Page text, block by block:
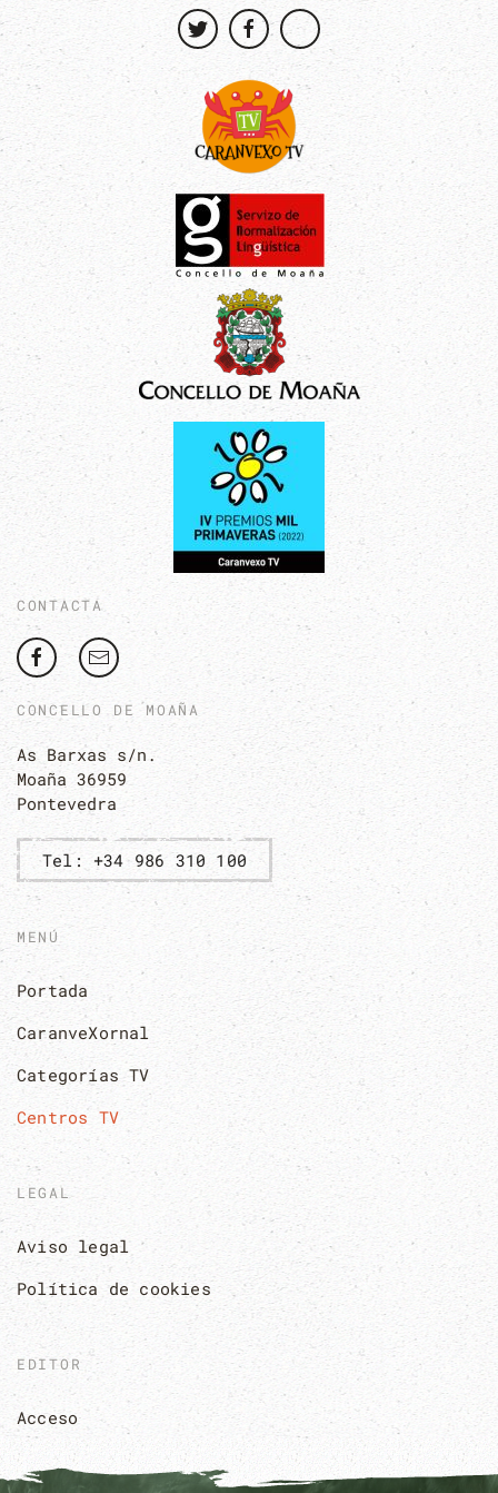
CONTACTA
CONCELLO DE MOAÑA
As Barxas s/n.
Moaña 36959
Pontevedra
Tel: +34 986 310 100
MENÚ
Portada
CaranveXornal
Categorías TV
Centros TV
LEGAL
Aviso legal
Política de cookies
EDITOR
Acceso